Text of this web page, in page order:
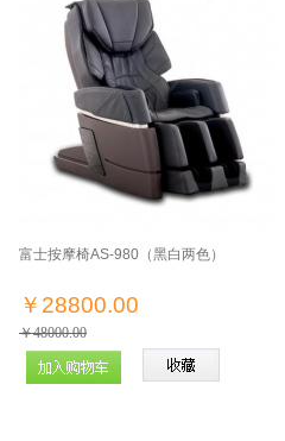
富士按摩椅AS-980（黑白两色）
￥28800.00
￥48000.00